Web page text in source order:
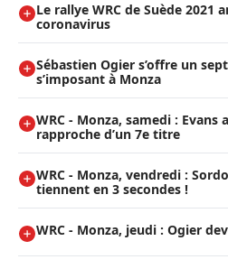
Le rallye WRC de Suède 2021
coronavirus
Sébastien Ogier s’offre un
s’imposant à Monza
WRC - Monza, samedi : Evans
rapproche d’un 7e titre
WRC - Monza, vendredi :
tiennent en 3 secondes !
WRC - Monza, jeudi : Ogier